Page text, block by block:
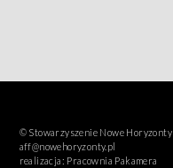
© Stowarzyszenie Nowe Horyzonty
aff@nowehoryzonty.pl
realizacja: Pracownia Pakamera